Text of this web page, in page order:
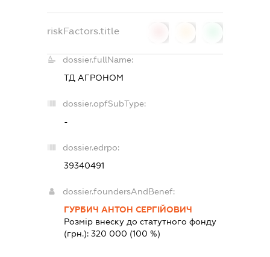
riskFactors.title
dossier.fullName:
ТД АГРОНОМ
dossier.opfSubType:
-
dossier.edrpo:
39340491
dossier.foundersAndBenef:
ГУРБИЧ АНТОН СЕРГІЙОВИЧ
Розмір внеску до статутного фонду
(грн.): 320 000 (100 %)